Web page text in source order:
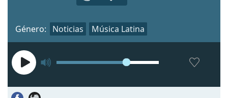
Género: Noticias Música Latina